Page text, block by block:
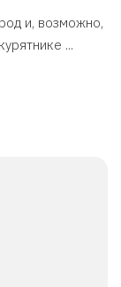
и, возможно,
...